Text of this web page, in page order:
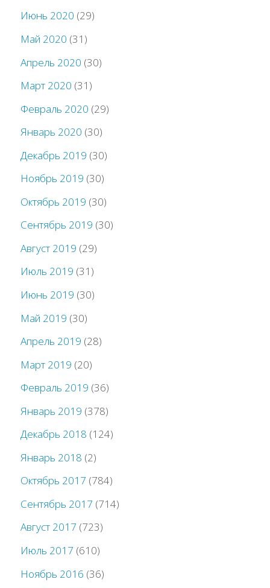
Июнь 2020 (29)
Май 2020 (31)
Апрель 2020 (30)
Март 2020 (31)
Февраль 2020 (29)
Январь 2020 (30)
Декабрь 2019 (30)
Ноябрь 2019 (30)
Октябрь 2019 (30)
Сентябрь 2019 (30)
Август 2019 (29)
Июль 2019 (31)
Июнь 2019 (30)
Май 2019 (30)
Апрель 2019 (28)
Март 2019 (20)
Февраль 2019 (36)
Январь 2019 (378)
Декабрь 2018 (124)
Январь 2018 (2)
Октябрь 2017 (784)
Сентябрь 2017 (714)
Август 2017 (723)
Июль 2017 (610)
Ноябрь 2016 (36)